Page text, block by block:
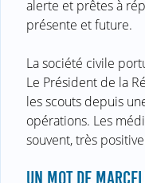
alerte et prêtes à
présente et future.
La société civile
Le Président de la
les scouts depuis
opérations. Les
souvent, très
UN MOT DE